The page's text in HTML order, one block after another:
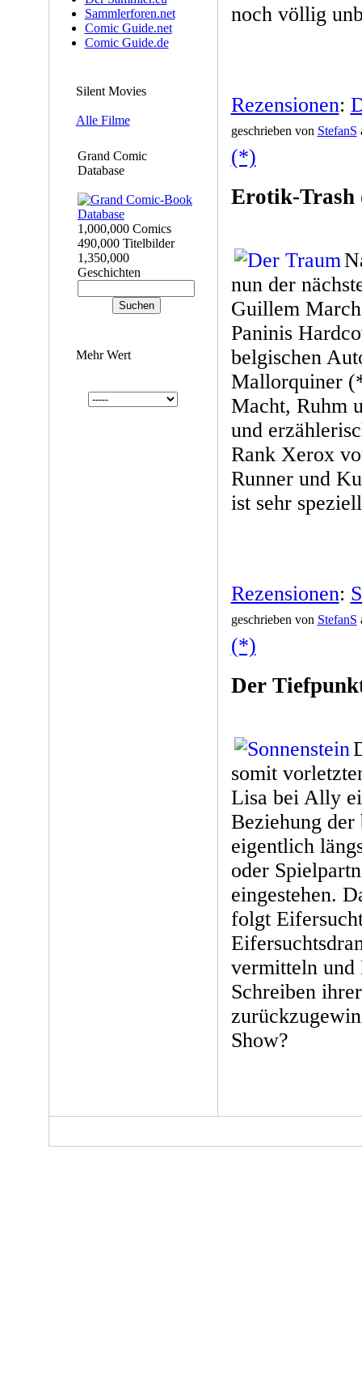
Sammlerforen.net
Comic Guide.net
Comic Guide.de
Silent Movies
Alle Filme
Grand Comic
Database
1,000,000 Comics
490,000 Titelbilder
1,350,000
Geschichten
Mehr Wert
noch völlig
Rezensionen:
geschrieben von StefanS
(*)
Erotik-Trash
nun der
Guillem
Paninis
belgischen
Mallorquiner
Macht, Ruhm
und
Rank Xerox
Runner und
ist sehr
Rezensionen:
geschrieben von StefanS
(*)
Der
somit
Lisa bei Ally
Beziehung
eigentlich
oder
eingestehen.
folgt
vermitteln und
Schreiben
Show?